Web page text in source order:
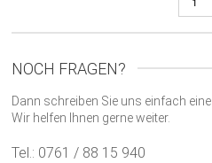
NOCH FRAGEN?
Dann schreiben Sie uns einfach eine
Wir helfen Ihnen gerne weiter.
Tel.: 0761 / 88 15 940